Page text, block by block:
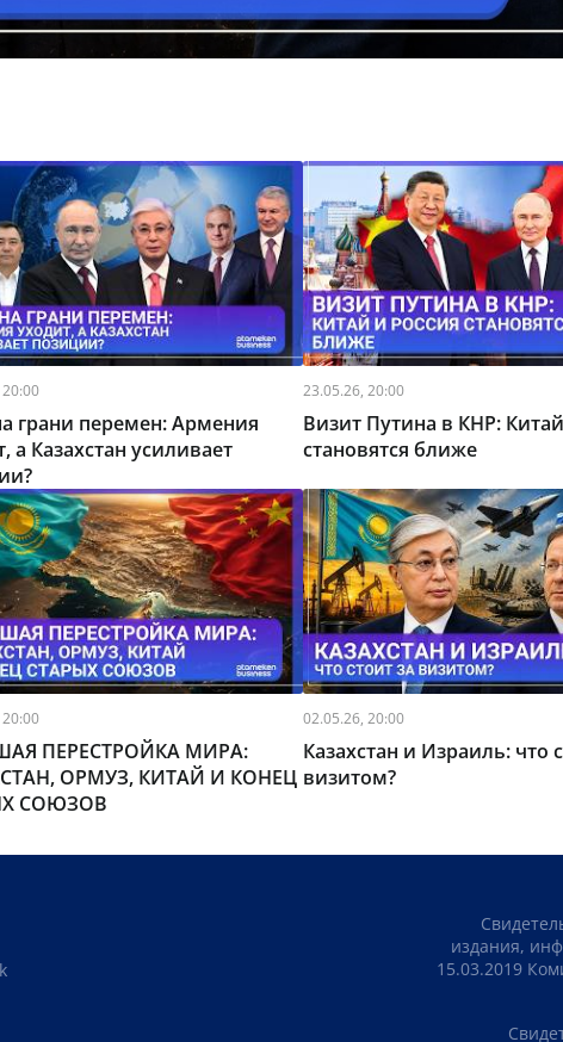
грани перемен: Армения
а Казахстан усиливает
23.05.26, 20:00
Визит Путина в КНР:
становятся ближе
ПЕРЕСТРОЙКА МИРА:
ОРМУЗ, КИТАЙ И КОНЕЦ
СОЮЗОВ
02.05.26, 20:00
Казахстан и Израиль: что
визитом?
издания,
15.03.2019